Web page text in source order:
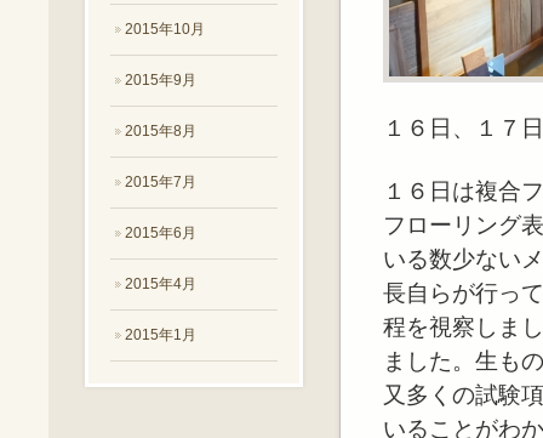
2015年10月
2015年9月
2015年8月
2015年7月
2015年6月
2015年4月
2015年1月
１６日、１７
１６日は複合
フローリング
いる数少ない
長自らが行っ
程を視察しま
ました。生も
又多くの試験
いることがわ